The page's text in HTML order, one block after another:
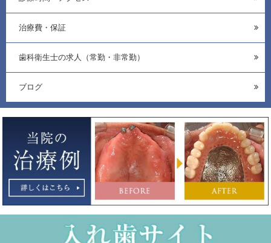
治療費・保証
歯科衛生士の求人（常勤・非常勤）
ブログ